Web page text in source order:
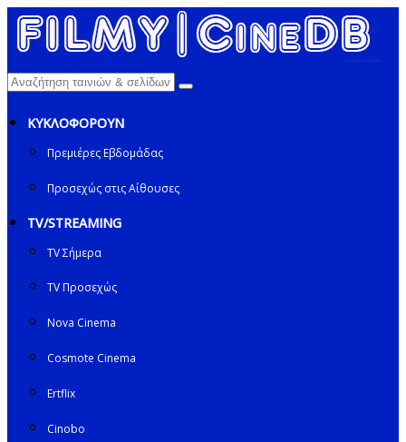
ΚΥΚΛΟΦΟΡΟΥΝ
Πρεμιέρες Εβδομάδας
Προσεχώς στις Αίθουσες
TV/STREAMING
TV Σήμερα
TV Προσεχώς
Nova Cinema
Cosmote Cinema
Ertflix
Cinobo